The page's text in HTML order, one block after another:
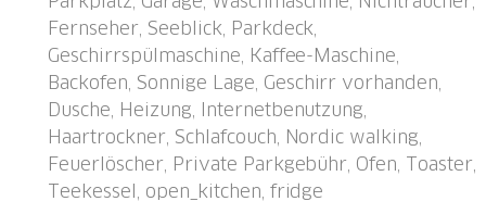
Waschmaschine, Wäschetrockner (zur Mitbenutzung,
extra). Schmale Zufahrt bis 30 m zum Haus.
Treppenweg bis zum Haus. Gemeinschaftsgarage.
Lebensmittelgeschäft 600 m, Restaurant,
Bushaltestelle 350 m, Bahnstation 600 m, Freibad
900 m, 600 m. Jacht-Hafen 5.5 km, Golfplatz (18
Loch) 8.5 km, Segelschule 8.7 km, Wanderwege ab
Haus 50 m. Nahe gelegene Sehenswürdigkeiten:
Fernseher, Seeblick, Parkdeck,
Geschirrspülmaschine, Kaffee-Maschine,
Backofen, Sonnige Lage, Geschirr vorhanden,
Dusche, Heizung, Internetbenutzung,
Haartrockner, Schlafcouch, Nordic walking,
Feuerlöscher, Private Parkgebühr, Ofen, Toaster,
Teekessel, open_kitchen, fridge